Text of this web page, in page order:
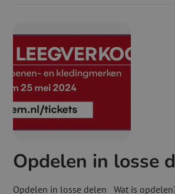
Opdelen in losse
Opdelen in losse delen Wat is